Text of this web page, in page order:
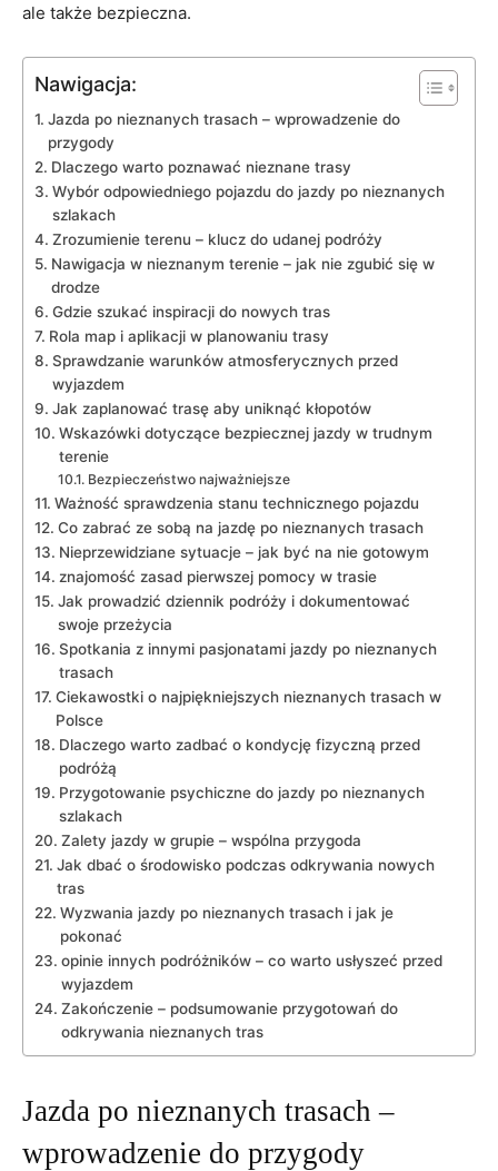
ale także bezpieczna.
Nawigacja:
Jazda po nieznanych trasach – wprowadzenie do
przygody
Dlaczego warto poznawać nieznane trasy
Wybór odpowiedniego pojazdu do jazdy po nieznanych
szlakach
Zrozumienie terenu – klucz do udanej podróży
Nawigacja w nieznanym terenie – jak nie zgubić się w
drodze
Gdzie szukać inspiracji do nowych tras
Rola map i aplikacji w planowaniu trasy
Sprawdzanie warunków atmosferycznych przed
wyjazdem
Jak zaplanować trasę aby uniknąć kłopotów
Wskazówki dotyczące bezpiecznej jazdy w trudnym
terenie
Bezpieczeństwo najważniejsze
Ważność sprawdzenia stanu technicznego pojazdu
Co zabrać ze sobą na jazdę po nieznanych trasach
Nieprzewidziane sytuacje – jak być na nie gotowym
znajomość zasad pierwszej pomocy w trasie
Jak prowadzić dziennik podróży i dokumentować
swoje przeżycia
Spotkania z innymi pasjonatami jazdy po nieznanych
trasach
Ciekawostki o najpiękniejszych nieznanych trasach w
Polsce
Dlaczego warto zadbać o kondycję fizyczną przed
podróżą
Przygotowanie psychiczne do jazdy po nieznanych
szlakach
Zalety jazdy w grupie – wspólna przygoda
Jak dbać o środowisko podczas odkrywania nowych
tras
Wyzwania jazdy po nieznanych trasach i jak je
pokonać
opinie innych podróżników – co warto usłyszeć przed
wyjazdem
Zakończenie – podsumowanie przygotowań do
odkrywania nieznanych tras
Jazda po nieznanych trasach –
wprowadzenie do przygody